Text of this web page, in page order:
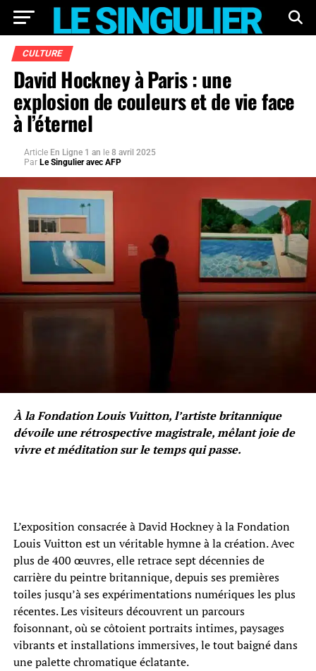
CULTURE
David Hockney à Paris : une
explosion de couleurs et de vie face
à l’éternel
Article En Ligne 1 an le 8 avril 2025
Par Le Singulier avec AFP
À la Fondation Louis Vuitton, l’artiste britannique
dévoile une rétrospective magistrale, mêlant joie de
vivre et méditation sur le temps qui passe.
L’exposition consacrée à David Hockney à la Fondation
Louis Vuitton est un véritable hymne à la création. Avec
plus de 400 œuvres, elle retrace sept décennies de
carrière du peintre britannique, depuis ses premières
toiles jusqu’à ses expérimentations numériques les plus
récentes. Les visiteurs découvrent un parcours
foisonnant, où se côtoient portraits intimes, paysages
vibrants et installations immersives, le tout baigné dans
une palette chromatique éclatante.